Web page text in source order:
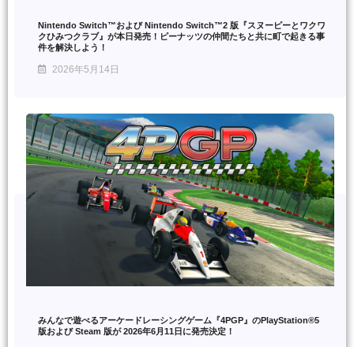
Nintendo Switch™および Nintendo Switch™2 版『スヌーピーとワクワ
クひみつクラブ』が本日発売！ピーナッツの仲間たちと共に町で起きる事
件を解決しよう！
2026年5月14日
みんなで遊べるアーケードレーシングゲーム『4PGP』のPlayStation®5
版および Steam 版が 2026年6月11日に発売決定！